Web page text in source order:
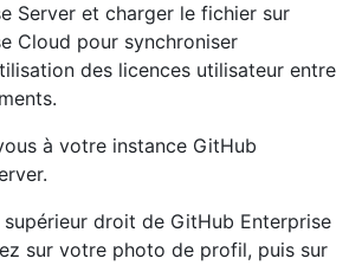
Server et charger le fichier sur
Cloud pour synchroniser
des licences utilisateur entre
à votre instance GitHub
supérieur droit de GitHub Enterprise
sur votre photo de profil, puis sur